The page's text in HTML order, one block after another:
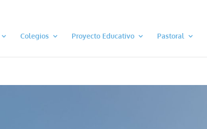
Colegios Proyecto Educativo Pastoral